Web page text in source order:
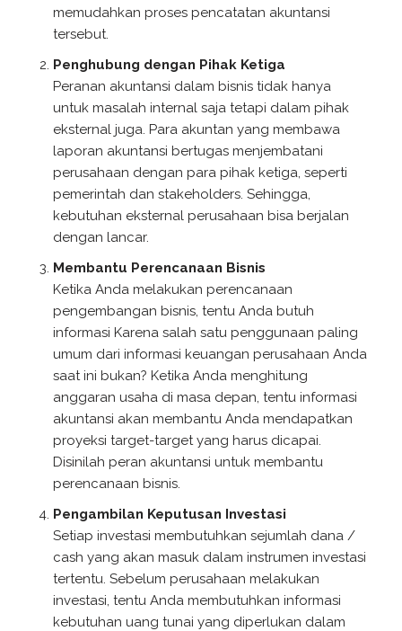
memudahkan proses pencatatan akuntansi
tersebut.
Penghubung dengan Pihak Ketiga
Peranan akuntansi dalam bisnis tidak hanya
untuk masalah internal saja tetapi dalam pihak
eksternal juga. Para akuntan yang membawa
laporan akuntansi bertugas menjembatani
perusahaan dengan para pihak ketiga, seperti
pemerintah dan stakeholders. Sehingga,
kebutuhan eksternal perusahaan bisa berjalan
dengan lancar.
Membantu Perencanaan Bisnis
Ketika Anda melakukan perencanaan
pengembangan bisnis, tentu Anda butuh
informasi Karena salah satu penggunaan paling
umum dari informasi keuangan perusahaan Anda
saat ini bukan? Ketika Anda menghitung
anggaran usaha di masa depan, tentu informasi
akuntansi akan membantu Anda mendapatkan
proyeksi target-target yang harus dicapai.
Disinilah peran akuntansi untuk membantu
perencanaan bisnis.
Pengambilan Keputusan Investasi
Setiap investasi membutuhkan sejumlah dana /
cash yang akan masuk dalam instrumen investasi
tertentu. Sebelum perusahaan melakukan
investasi, tentu Anda membutuhkan informasi
kebutuhan uang tunai yang diperlukan dalam